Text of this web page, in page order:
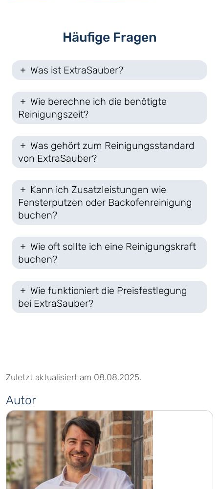
Häufige Fragen
Was ist ExtraSauber?
Wie berechne ich die benötigte
Reinigungszeit?
Was gehört zum Reinigungsstandard
von ExtraSauber?
Kann ich Zusatzleistungen wie
Fensterputzen oder Backofenreinigung
buchen?
Wie oft sollte ich eine Reinigungskraft
buchen?
Wie funktioniert die Preisfestlegung
bei ExtraSauber?
Zuletzt aktualisiert am 08.08.2025.
Autor